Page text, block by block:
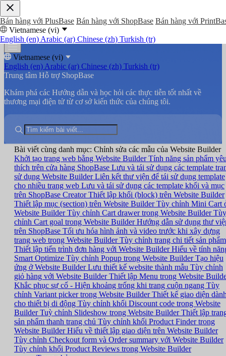
Bán hàng với PlusBase Bán hàng với ShopBase Bán hàng với
Vietnamese (vi)
English (en) Arabic (ar) Chinese (zh) Turkish (tr)
Vietnamese (vi)
English (en) Arabic (ar) Chinese (zh) Turkish (tr)
Trung tâm Hỗ trợ ShopBase
Khám phá các Hướng dẫn và học hỏi các thực tiễn tốt nhất về
thương mại điện tử từ cơ sở kiến thức của chúng tôi.
Bài viết cùng danh mục: Chỉnh sửa các mẫu của Website Builder
Khởi tạo trang web bằng Website BuilderTính năng sản phẩm
thích trên cửa hàng ShopBase Lưu và tái sử dụng các template
sử dụng Website BuilderLiên kết thư viện để tái sử dụng template
cho nhiều trang web Lưu và tái sử dụng các template khối và mục
trên ShopBase CreatorThiết lập khối (block) trên Website Builder
Thiết lập mục (section) trên Website BuilderTùy chỉnh Mini Cart
Website BuilderTùy chỉnh Cart drawer trong Website BuilderTùy
chỉnh Cart goal trong Website BuilderHướng dẫn sử dụng thư
trên ShopBase Tối ưu hóa hình ảnh và video trước khi xây dựng
trang web trong Website BuilderTùy chỉnh trang chi tiết sản phẩm
Thiết lập tiến trình đơn hàng với Website BuilderHiểu về tính
Smart Optimize Tùy chỉnh Popup trong Website BuilderTạo hiệu
ứng ở Website BuilderLưu thiết kế website thành mẫu Tùy chỉnh
giỏ hàng với Website BuilderThiết lập Menu trong Website
Khắc phục sự cố - Hiện khoảng trống khi trang cuộn ngang Tùy
chỉnh Variant picker trong Website BuilderThiết kế giao diện
cho thiết bị di động Tùy chỉnh khối Discount code trong Website
BuilderTuỳ chỉnh Slideshow trong Website BuilderThiết lập
sản phẩm thanh trang chủ Tùy chỉnh khối Product Finder trong
Website BuilderHiểu về thiết lập giao diện trên Website Builder
Tùy chỉnh Checkout form và Order summary với Website Builder
Tùy chỉnh khối Product Reviews trong Website Builder